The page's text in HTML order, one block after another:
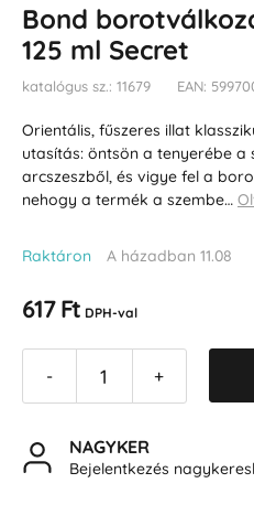
Bond
125 ml Secret
katalógus sz.: 11679 EAN:
Orientális, fűszeres illat
utasítás: öntsön a tenyerébe a
arcszeszből, és vigye fel a
nehogy a termék a szembe…
Raktáron A házadban 11.08
617 Ft DPH-val
- +
NAGYKER
Bejelentkezés